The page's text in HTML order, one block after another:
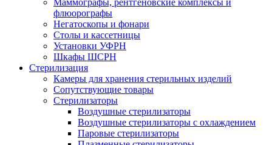
флюорографы
Негатоскопы и фонари
Столы и кассетницы
Установки УФРН
Шкафы ШСРН
Стерилизация
Камеры для хранения стерильных изделий
Сопутствующие товары
Стерилизаторы
Воздушные стерилизаторы
Воздушные стерилизаторы с охлаждением
Паровые стерилизаторы